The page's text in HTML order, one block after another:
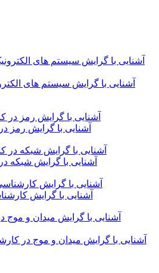
آشنایی با گرایش سیستم های
آشنایی با گرایش رمز
آشنایی با گرایش شبکه
آشنایی با گرایش
آشنایی با گرایش میدان و موج در